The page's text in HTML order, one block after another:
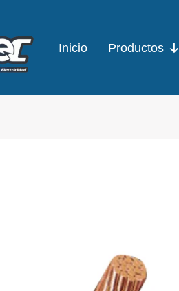
Inicio Productos